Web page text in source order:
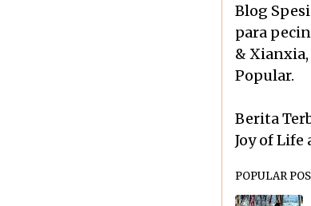
Blog
para
& Xianxia,
Popular.
Berita
Joy of Life
POPULAR